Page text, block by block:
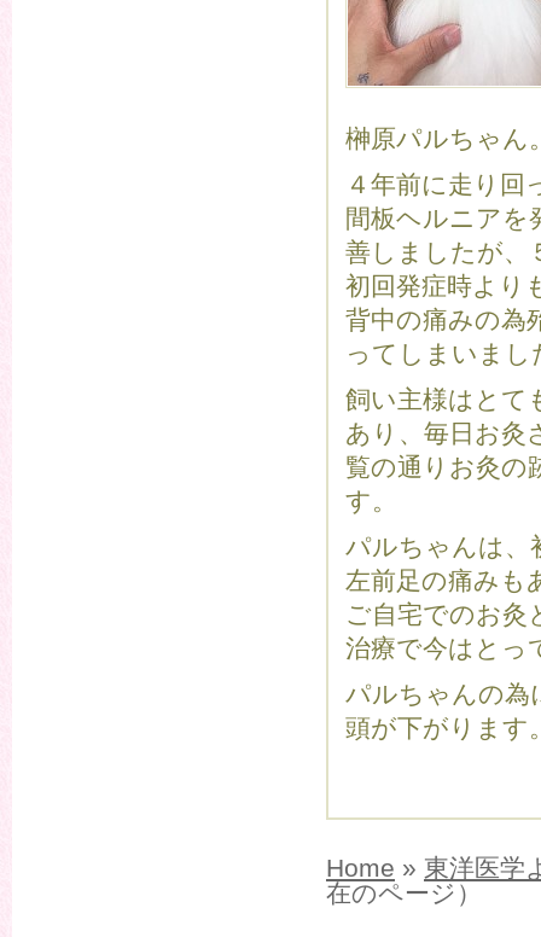
榊原パルちゃん
４年前に走り回
間板ヘルニアを
善しましたが、
初回発症時より
背中の痛みの為
ってしまいまし
飼い主様はとて
あり、毎日お灸
覧の通りお灸の
す。
パルちゃんは、
左前足の痛みも
ご自宅でのお灸
治療で今はとっ
パルちゃんの為
頭が下がります
Home » 東洋医学
在のページ）